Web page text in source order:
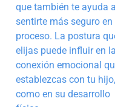
que también te ayuda a
sentirte más seguro en
proceso. La postura
elijas puede influir en la
conexión emocional
establezcas con tu
como en su desarrollo